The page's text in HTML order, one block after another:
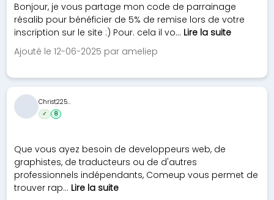
Bonjour, je vous partage mon code de parrainage
résalib pour bénéficier de 5% de remise lors de votre
inscription sur le site :) Pour. cela il vo... Lire la suite
Ajouté le 12-06-2025 par ameliep
Que vous ayez besoin de developpeurs web, de
graphistes, de traducteurs ou de d'autres
professionnels indépendants, Comeup vous permet de
trouver rap... Lire la suite
Christ225...
✓ 8